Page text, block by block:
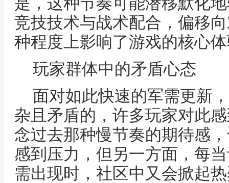
竞技技术与战术配合，偏移
种程度上影响了游戏的核心
玩家群体中的矛盾心态
面对如此快速的军需更新
杂且矛盾的，许多玩家对此
念过去那种慢节奏的期待感
感到压力，但另一方面，每
需出现时，社区中又会掀起